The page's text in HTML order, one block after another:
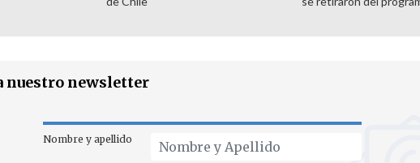
nuestro newsletter
Nombre y apellido